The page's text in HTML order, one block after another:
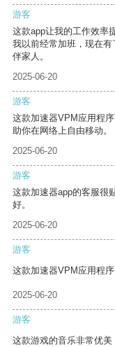
游客
这款app让我的工作效率
我以前经常加班，现在
伴家人。
2025-06-20
游客
这款加速器VPM应用程
助你在网络上自由移动。
2025-06-20
游客
这款加速器app的客服很
好。
2025-06-20
游客
这款加速器VPM应用程
2025-06-20
游客
这款游戏的音乐非常优美